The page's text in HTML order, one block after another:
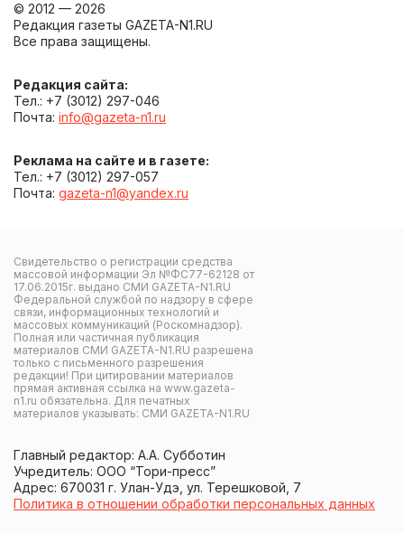
© 2012 — 2026
Редакция газеты GAZETA-N1.RU
Все права защищены.
Редакция сайта:
Тел.: +7 (3012) 297-046
Почта: info@gazeta-n1.ru
Реклама на сайте и в газете:
Тел.: +7 (3012) 297-057
Почта: gazeta-n1@yandex.ru
Свидетельство о регистрации средства
массовой информации Эл №ФС77-62128 от
17.06.2015г. выдано СМИ GAZETA-N1.RU
Федеральной службой по надзору в сфере
связи, информационных технологий и
массовых коммуникаций (Роскомнадзор).
Полная или частичная публикация
материалов СМИ GAZETA-N1.RU разрешена
только с письменного разрешения
редакции! При цитировании материалов
прямая активная ссылка на www.gazeta-
n1.ru обязательна. Для печатных
материалов указывать: СМИ GAZETA-N1.RU
Главный редактор: А.А. Субботин
Учредитель: ООО “Тори-пресс”
Адрес: 670031 г. Улан-Удэ, ул. Терешковой, 7
Политика в отношении обработки персональных данных